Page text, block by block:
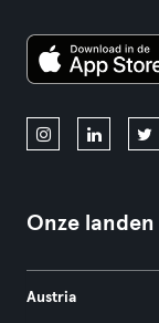
Onze landen
Austria